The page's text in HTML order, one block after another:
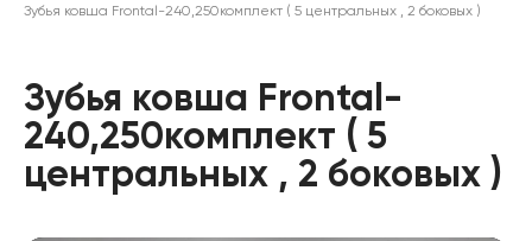
Зубья ковша Frontal-240,250комплект ( 5 центральных , 2 боковых )
Зубья ковша Frontal-
240,250комплект ( 5
центральных , 2 боковых )